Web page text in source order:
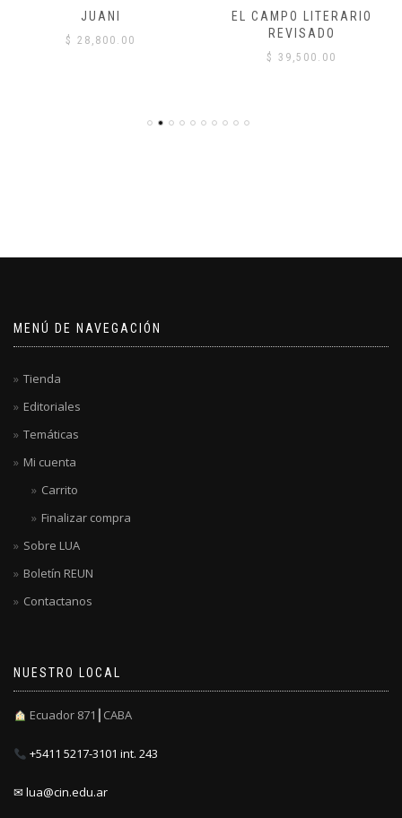
JUANI
$ 28,800.00
EL CAMPO LITERARIO
REVISADO
$ 39,500.00
MENÚ DE NAVEGACIÓN
Tienda
Editoriales
Temáticas
Mi cuenta
Carrito
Finalizar compra
Sobre LUA
Boletín REUN
Contactanos
NUESTRO LOCAL
Ecuador 871┃CABA
+5411 5217-3101 int. 243
✉ lua@cin.edu.ar